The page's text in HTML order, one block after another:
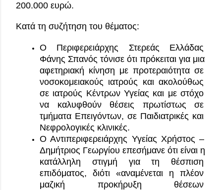
200.000 ευρώ.
Κατά τη συζήτηση του θέματος:
Ο Περιφερειάρχης Στερεάς Ελλάδας
Φάνης Σπανός τόνισε ότι πρόκειται για μια
αφετηριακή κίνηση με προτεραιότητα σε
νοσοκομειακούς ιατρούς και ακολούθως
σε ιατρούς Κέντρων Υγείας και με στόχο
να καλυφθούν θέσεις πρωτίστως σε
τμήματα Επειγόντων, σε Παιδιατρικές και
Νεφρολογικές κλινικές.
Ο Αντιπεριφερειάρχης Υγείας Χρήστος –
Δημήτριος Γεωργίου επεσήμανε ότι είναι η
κατάλληλη στιγμή για τη θέσπιση
επιδόματος, διότι «αναμένεται η πλέον
μαζική προκήρυξη θέσεων